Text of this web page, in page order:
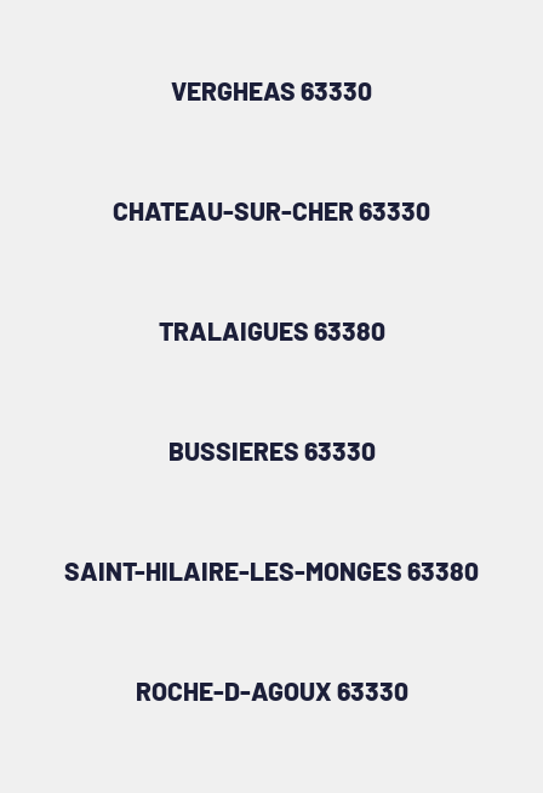
VERGHEAS 63330
CHATEAU-SUR-CHER 63330
TRALAIGUES 63380
BUSSIERES 63330
SAINT-HILAIRE-LES-MONGES 63380
ROCHE-D-AGOUX 63330